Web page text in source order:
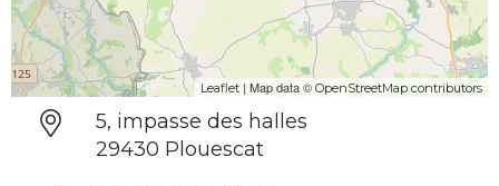
Leaflet | Map data © OpenStreetMap contributors
5, impasse des halles
29430 Plouescat